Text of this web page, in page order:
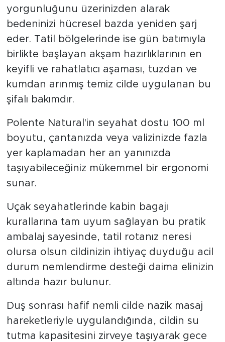
yorgunluğunu üzerinizden alarak
bedeninizi hücresel bazda yeniden şarj
eder. Tatil bölgelerinde ise gün batımıyla
birlikte başlayan akşam hazırlıklarının en
keyifli ve rahatlatıcı aşaması, tuzdan ve
kumdan arınmış temiz cilde uygulanan bu
şifalı bakımdır.
Polente Natural'in seyahat dostu 100 ml
boyutu, çantanızda veya valizinizde fazla
yer kaplamadan her an yanınızda
taşıyabileceğiniz mükemmel bir ergonomi
sunar.
Uçak seyahatlerinde kabin bagajı
kurallarına tam uyum sağlayan bu pratik
ambalaj sayesinde, tatil rotanız neresi
olursa olsun cildinizin ihtiyaç duyduğu acil
durum nemlendirme desteği daima elinizin
altında hazır bulunur.
Duş sonrası hafif nemli cilde nazik masaj
hareketleriyle uygulandığında, cildin su
tutma kapasitesini zirveye taşıyarak gece